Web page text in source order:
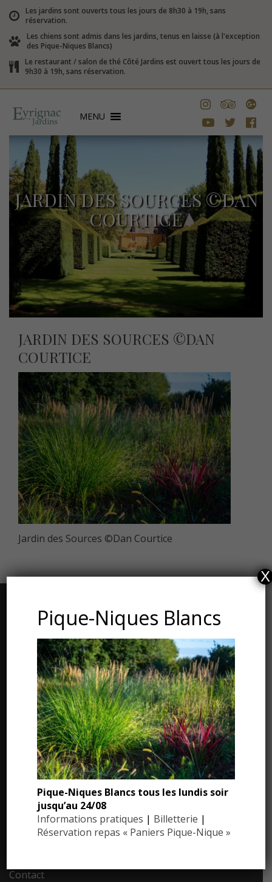
Les jardins sont ouverts tous les jours de 8h30 à 19h, sans
réservation.
Les chiens sont admis dans les jardins, tenus en laisse (à l'exception
des Pique-Niques Blancs)
Le restaurant / salon de thé Côté Jardins est ouvert tous les jours de
9h30 à 19h, sans réservation.
MENU
JARDIN DES SOURCES ©DAN
COURTICE
JARDIN DES SOURCES ©DAN
COURTICE
Jardin des Sources ©Dan Courtice
Les Jardins du Manoir d’Eyrignac
24590 Salignac-Eyvigues
Dordogne – Périgord
Téléphone : 05.53.28.99.71
Email : contact@eyrignac.com
ESPACE PRESSE
Dossier de presse
Communiqués de presse
Photothèque
Contact
Pique-Niques Blancs
Pique-Niques Blancs tous les lundis soir
jusqu’au 24/08
Informations pratiques | Billetterie |
Réservation repas « Paniers Pique-Nique »
X